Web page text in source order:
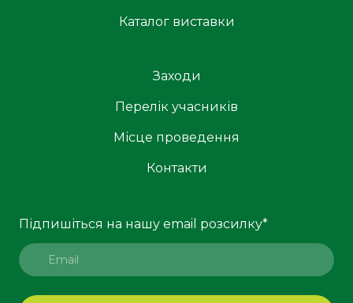
Каталог виставки
Заходи
Перелік учасників
Місце проведення
Контакти
Підпишіться на нашу email розсилку*